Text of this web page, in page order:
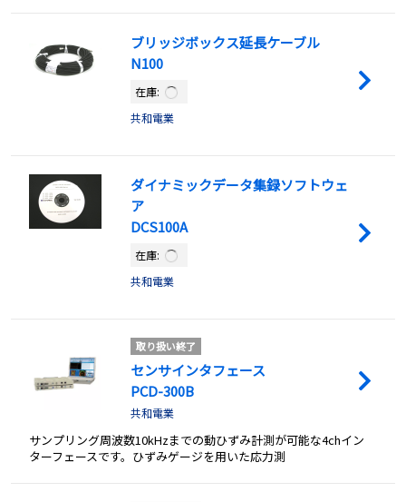
ブリッジボックス延長ケーブル
N100
在庫:
共和電業
ダイナミックデータ集録ソフトウェ
ア
DCS100A
在庫:
共和電業
取り扱い終了
センサインタフェース
PCD-300B
共和電業
サンプリング周波数10kHzまでの動ひずみ計測が可能な4chイン
ターフェースです。ひずみゲージを用いた応力測